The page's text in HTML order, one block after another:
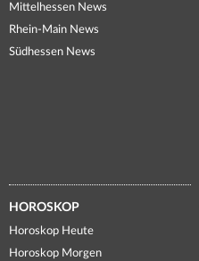
Mittelhessen News
Rhein-Main News
Südhessen News
HOROSKOP
Horoskop Heute
Horoskop Morgen